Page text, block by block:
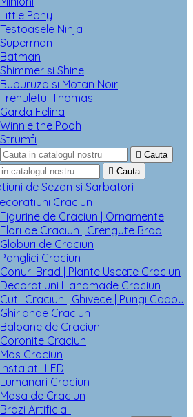
Little Pony
Testoasele Ninja
Superman
Batman
Shimmer si Shine
Buburuza si Motan Noir
Trenuletul Thomas
Garda Felina
Winnie the Pooh
Strumfi
 Cauta
 Cauta
de Sezon si Sarbatori
Craciun
Figurine de Craciun | Ornamente
Flori de Craciun | Crengute Brad
Globuri de Craciun
Panglici Craciun
Conuri Brad | Plante Uscate Craciun
Decoratiuni Handmade Craciun
Cutii Craciun | Ghivece | Pungi Cadou
Ghirlande Craciun
Baloane de Craciun
Coronite Craciun
Mos Craciun
Instalatii LED
Lumanari Craciun
Masa de Craciun
Brazi Artificiali